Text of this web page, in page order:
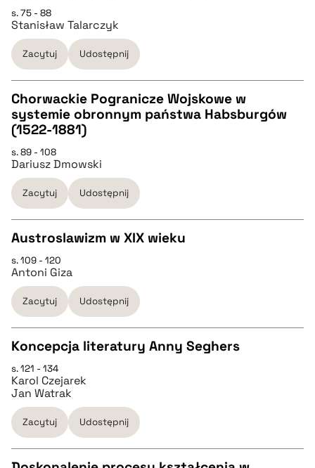
pobierz cytat
BIBTEX
pobierz cytat
s. 75 - 88
Stanisław Talarczyk
Zacytuj Udostępnij
CZYSTY TEKST
pobierz cytat
BIBTEX
Chorwackie Pogranicze Wojskowe w
systemie obronnym państwa Habsburgów
(1522-1881)
s. 89 - 108
Dariusz Dmowski
Zacytuj Udostępnij
CZYSTY TEKST
pobierz cytat
BIBTEX
pobierz cytat
Austroslawizm w XIX wieku
s. 109 - 120
Antoni Giza
Zacytuj Udostępnij
CZYSTY TEKST
pobierz cytat
Koncepcja literatury Anny Seghers
s. 121 - 134
Karol Czejarek
Jan Watrak
Zacytuj Udostępnij